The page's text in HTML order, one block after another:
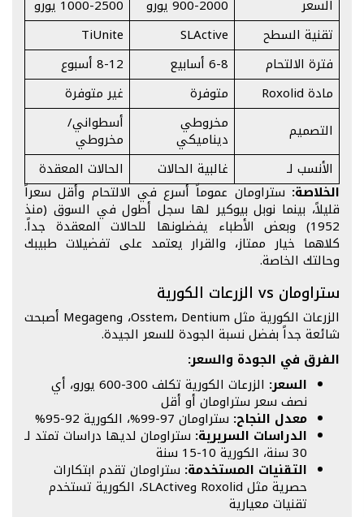
السعر 900-2000 يورو
1000-2500 يورو
تقنية السطح
SLActive
TiUnite
فترة الالتحام
6-8 أسابيع
8-12 أسبوع
مادة Roxolid
متوفرة
غير متوفرة
التصميم
مخروطي
ديناميكي
أسطواني/
مخروطي
الأنسب لـ
غالبية الحالات
الحالات المعقدة
الخلاصة: ستراومان عموماً أسرع في الالتحام وأقل سعراً
قليلاً، بينما نوبل بيوكير لها سجل أطول في السوق (منذ
1952) وبعض الأطباء يفضلونها للحالات المعقدة جداً.
كلاهما خيار ممتاز، والقرار يعتمد على تفضيلات طبيبك
وحالتك الخاصة.
ستراومان vs الزرعات الكورية
الزرعات الكورية مثل Osstem، Dentium، وMegagen أصبحت
شائعة جداً بفضل نسبة الجودة للسعر الجيدة.
الفرق في الجودة والسعر:
السعر:
الزرعات الكورية تكلف 300-600 يورو، أي
نصف سعر ستراومان أو أقل
معدل النجاح: ستراومان 97-99%، الكورية 92-95%
الدراسات السريرية: ستراومان لديها دراسات تمتد لـ
30 سنة، الكورية 10-15 سنة
التقنيات المستخدمة: ستراومان تقدم ابتكارات
حصرية مثل Roxolid وSLActive، الكورية تستخدم
تقنيات معيارية